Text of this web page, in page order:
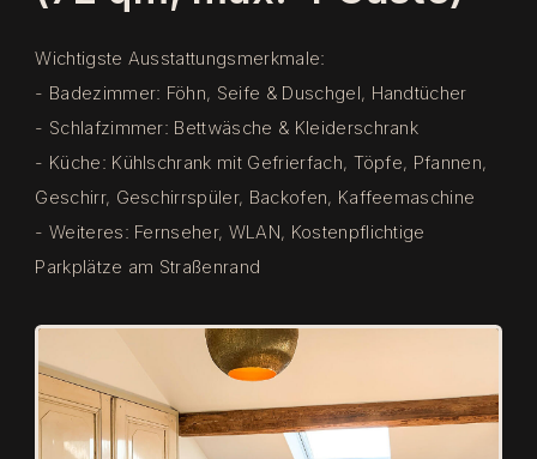
Wichtigste Ausstattungsmerkmale:
- Badezimmer: Föhn, Seife & Duschgel, Handtücher
- Schlafzimmer: Bettwäsche & Kleiderschrank
- Küche: Kühlschrank mit Gefrierfach, Töpfe, Pfannen,
Geschirr, Geschirrspüler, Backofen, Kaffeemaschine
- Weiteres: Fernseher, WLAN, Kostenpflichtige
Parkplätze am Straßenrand